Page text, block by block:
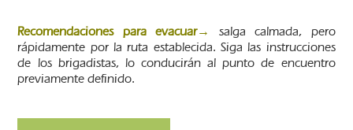
Recomendaciones para evacuar→
salga calmada, pero
rápidamente por la ruta establecida. Siga las instrucciones
de los brigadistas, lo conducirán al punto de encuentro
previamente definido.